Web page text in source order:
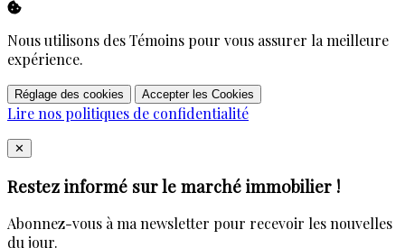
Nous utilisons des Témoins pour vous assurer la meilleure
expérience.
Réglage des cookies Accepter les Cookies
Lire nos politiques de confidentialité
Close
✕
Restez informé sur le marché immobilier !
Abonnez-vous à ma newsletter pour recevoir les nouvelles
du jour.